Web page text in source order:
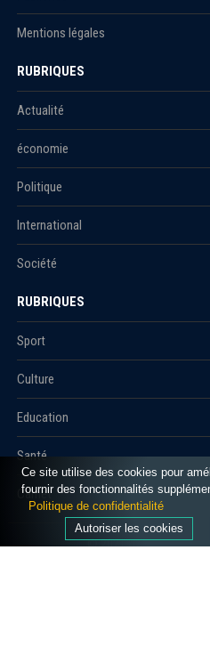
Mentions légales
RUBRIQUES
Actualité
économie
Politique
International
Société
RUBRIQUES
Sport
Culture
Education
Santé
Carnet
© 2021 Algerie1.com -
Ce site utilise des cookies pour
fournir des fonctionnalités
Politique de confidentialité
Autoriser les cookies